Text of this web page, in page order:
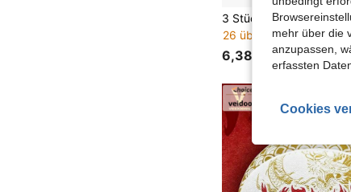
26 übrig
6,38€
mehr über die
anzupassen,
erfassten
Cookies